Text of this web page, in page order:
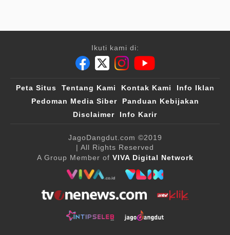
Ikuti kami di:
Peta Situs Tentang Kami Kontak Kami
Info Iklan
Pedoman Media Siber
Panduan Kebijakan
Disclaimer
Info Karir
JagoDangdut.com ©2019
| All Rights Reserved
A Group Member of VIVA Digital Network